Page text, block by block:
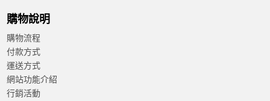
購物說明
購物流程
付款方式
運送方式
網站功能介紹
行銷活動